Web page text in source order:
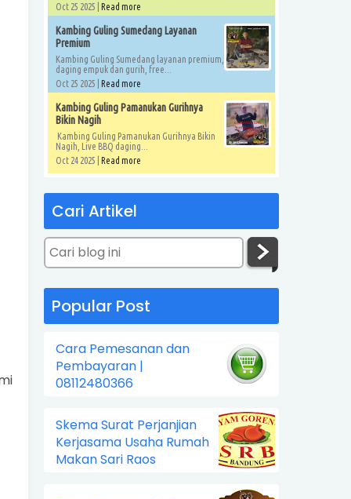
Oct 25 2025 | Read more
Kambing Guling Sumedang Layanan
Premium
Kambing Guling Sumedang layanan premium,
daging empuk dan gurih, free...
Oct 25 2025 | Read more
Kambing Guling Pamanukan Gurihnya
Bikin Nagih
Kambing Guling Pamanukan Gurihnya Bikin
Nagih, Live BBQ daging...
Oct 24 2025 | Read more
Cari Artikel
Popular Post
Cara Pemesanan dan
Pembayaran |
08112480366
Skema Surat Perjanjian
Kerjasama Usaha Rumah
Makan Sari Raos